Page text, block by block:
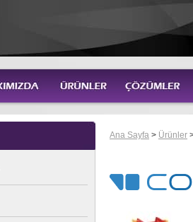
Ana Sayfa > Ürünler